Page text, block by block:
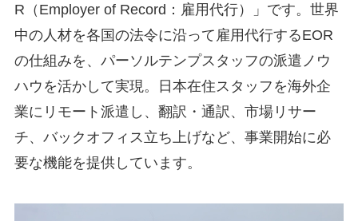
R（Employer of Record：雇用代行）」です。世界
中の人材を各国の法令に沿って雇用代行するEOR
の仕組みを、パーソルテンプスタッフの派遣ノウ
ハウを活かして実現。日本在住スタッフを海外企
業にリモート派遣し、翻訳・通訳、市場リサー
チ、バックオフィス立ち上げなど、事業開始に必
要な機能を提供しています。